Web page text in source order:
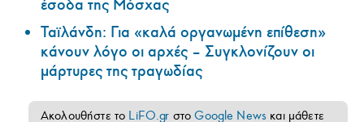
έσοδα της Μόσχας
Ταϊλάνδη: Για «καλά οργανωμένη επίθεση»
κάνουν λόγο οι αρχές – Συγκλονίζουν οι
μάρτυρες της τραγωδίας
Ακολουθήστε το LiFO.gr στοGoogle News και μάθετε